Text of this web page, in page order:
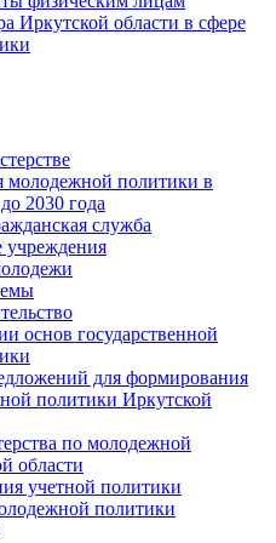
Иркутской области в сфере
молодежной политики в
2030 года
служба
учреждения
основ государственной
для формирования
политики Иркутской
по молодежной
области
учетной политики
политики